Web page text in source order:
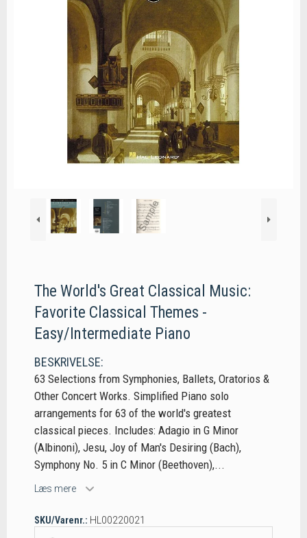
The World's Great Classical Music:
Favorite Classical Themes -
Easy/Intermediate Piano
BESKRIVELSE:
63 Selections from Symphonies, Ballets, Oratorios &
Other Concert Works. Simplified Piano solo
arrangements for 63 of the world's greatest
classical pieces. Includes: Adagio in G Minor
(Albinoni), Jesu, Joy of Man's Desiring (Bach),
Symphony No. 5 in C Minor (Beethoven),...
Læs mere
SKU/Varenr.: HL00220021